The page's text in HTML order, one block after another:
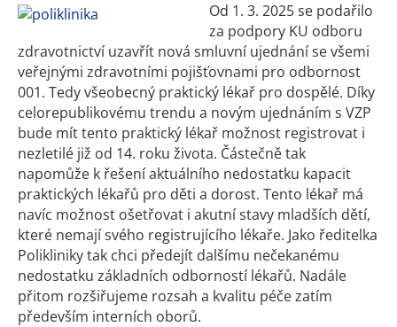
Od 1. 3. 2025 se podařilo
za podpory KU odboru
zdravotnictví uzavřít nová smluvní ujednání se všemi
veřejnými zdravotními pojišťovnami pro odbornost
001. Tedy všeobecný praktický lékař pro dospělé. Díky
celorepublikovému trendu a novým ujednáním s VZP
bude mít tento praktický lékař možnost registrovat i
nezletilé již od 14. roku života. Částečně tak
napomůže k řešení aktuálního nedostatku kapacit
praktických lékařů pro děti a dorost. Tento lékař má
navíc možnost ošetřovat i akutní stavy mladších dětí,
které nemají svého registrujícího lékaře. Jako ředitelka
Polikliniky tak chci předejít dalšímu nečekanému
nedostatku základních odborností lékařů. Nadále
přitom rozšiřujeme rozsah a kvalitu péče zatím
především interních oborů.